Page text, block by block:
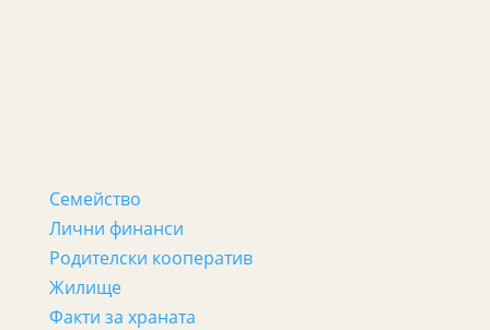
Семейство
Лични финанси
Родителски кооператив
Жилище
Факти за храната